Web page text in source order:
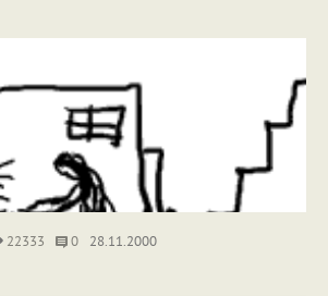
22333 0 28.11.2000